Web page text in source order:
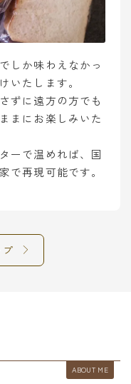
しか味わえなかっ
いたします。
ずに遠方の方でも
まにお楽しみいた
ーで温めれば、国
で再現可能です。
ABOUT ME